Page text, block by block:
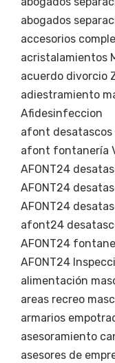
abogados
accesorios
acristalamientos
acuerdo divorcio
adiestramiento
Afidesinfeccion
afont desatascos
afont fontanería
AFONT24
AFONT24
AFONT24
afont24
AFONT24
AFONT24
alimentación
areas recreo
armarios
asesoramiento
asesores de